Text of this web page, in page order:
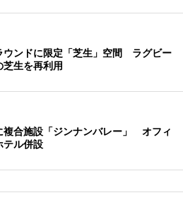
ウンドに限定「芝生」空間 ラグビー
芝生を再利用
複合施設「ジンナンバレー」 オフィ
テル併設